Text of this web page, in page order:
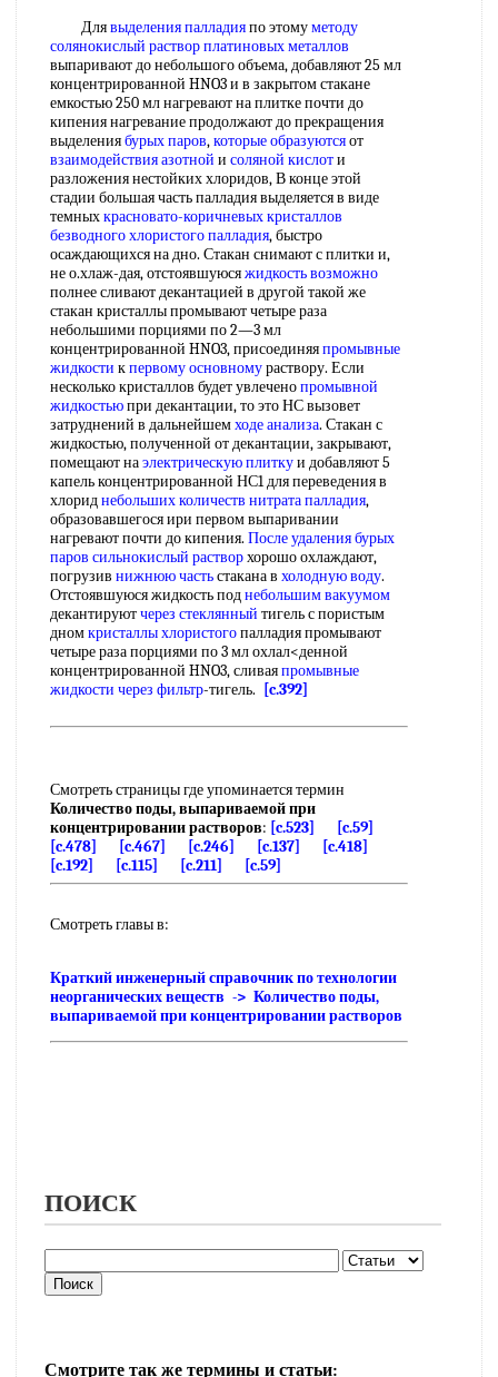
Длявыделения палладияпо этомуметоду
солянокислый раствор платиновых металлов
выпаривают до небольшого объема, добавляют 25 мл
концентрированной HNO3 и в закрытом стакане
емкостью 250 мл нагревают на плитке почти до
кипения нагревание продолжают до прекращения
выделениябурых паров,которые образуютсяот
взаимодействия азотной и соляной кислоти
разложения нестойких хлоридов, В конце этой
стадии большая часть палладия выделяется в виде
темныхкрасновато-коричневыхкристаллов
безводногохлористого палладия, быстро
осаждающихся на дно. Стакан снимают с плитки и,
не о.хлаж-дая, отстоявшуюсяжидкость возможно
полнее сливают декантацией в другой такой же
стакан кристаллы промывают четыре раза
небольшими порциями по 2—3 мл
концентрированной HNO3, присоединяяпромывные
жидкости кпервому основномураствору. Если
несколько кристаллов будет увлеченопромывной
жидкостьюпри декантации, то это НС вызовет
затруднений в дальнейшемходе анализа. Стакан с
жидкостью, полученной от декантации, закрывают,
помещают наэлектрическую плиткуи добавляют 5
капель концентрированной НС1 для переведения в
хлориднебольших количеств нитрата палладия,
образовавшегося ири первом выпаривании
нагревают почти до кипения. После удалениябурых
паров сильнокислый растворхорошо охлаждают,
погрузив нижнюю частьстакана в холодную воду.
Отстоявшуюся жидкость поднебольшим вакуумом
декантируютчерез стеклянный тигель с пористым
дномкристаллы хлористогопалладия промывают
четыре раза порциями по 3 мл охлал<денной
концентрированной HNO3, сливаяпромывные
жидкости через фильтр-тигель. [c.392]
Смотреть страницы где упоминается термин
Количество поды, выпариваемой при
концентрировании растворов: [c.523]
[c.59]
[c.478]
[c.467] [c.246] [c.137]
[c.418]
[c.192]
[c.115] [c.211] [c.59]
Смотреть главы в:
Краткий инженерный справочник по технологии
неорганических веществ -> Количество поды,
выпариваемой при концентрировании растворов
ПОИСК
Смотрите так же термины и статьи: